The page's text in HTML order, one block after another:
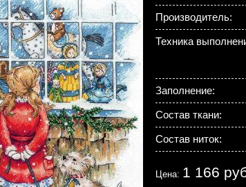
Производитель:
Техника
Заполнение:
Состав ткани:
Состав ниток:
Цена: 1 166